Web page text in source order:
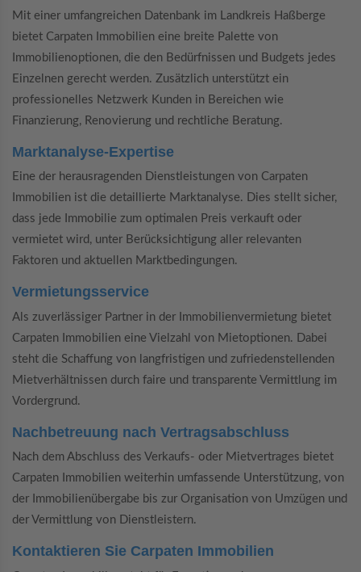
Mit einer umfangreichen Datenbank im Landkreis Haßberge
bietet Carpaten Immobilien eine breite Palette von
Immobilienoptionen, die den Bedürfnissen und Budgets jedes
Einzelnen gerecht werden. Zusätzlich unterstützt ein
professionelles Netzwerk Kunden in Bereichen wie
Finanzierung, Renovierung und rechtliche Beratung.
Marktanalyse-Expertise
Eine der herausragenden Dienstleistungen von Carpaten
Immobilien ist die detaillierte Marktanalyse. Dies stellt sicher,
dass jede Immobilie zum optimalen Preis verkauft oder
vermietet wird, unter Berücksichtigung aller relevanten
Faktoren und aktuellen Marktbedingungen.
Vermietungsservice
Als zuverlässiger Partner in der Immobilienvermietung bietet
Carpaten Immobilien eine Vielzahl von Mietoptionen. Dabei
steht die Schaffung von langfristigen und zufriedenstellenden
Mietverhältnissen durch faire und transparente Vermittlung im
Vordergrund.
Nachbetreuung nach Vertragsabschluss
Nach dem Abschluss des Verkaufs- oder Mietvertrages bietet
Carpaten Immobilien weiterhin umfassende Unterstützung, von
der Immobilienübergabe bis zur Organisation von Umzügen und
der Vermittlung von Dienstleistern.
Kontaktieren Sie Carpaten Immobilien